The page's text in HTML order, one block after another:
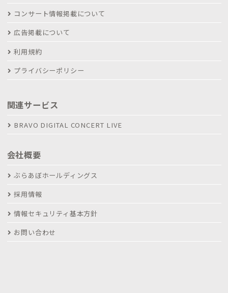
コンサート情報掲載について
広告掲載について
利用規約
プライバシーポリシー
関連サービス
BRAVO DIGITAL CONCERT LIVE
会社概要
ぶらあぼホールディングス
採用情報
情報セキュリティ基本方針
お問い合わせ